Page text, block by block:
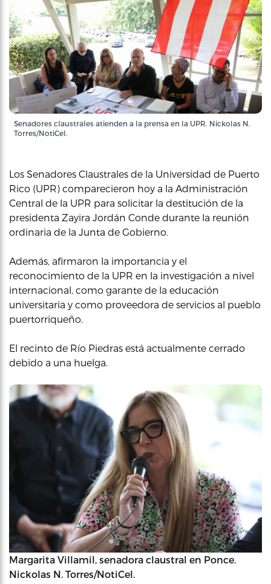
Senadores claustrales atienden a la prensa en la UPR. Nickolas N.
Torres/NotiCel.
Los Senadores Claustrales de la Universidad de Puerto
Rico (UPR) comparecieron hoy a la Administración
Central de la UPR para solicitar la destitución de la
presidenta Zayira Jordán Conde durante la reunión
ordinaria de la Junta de Gobierno.
Además, afirmaron la importancia y el
reconocimiento de la UPR en la investigación a nivel
internacional, como garante de la educación
universitaria y como proveedora de servicios al pueblo
puertorriqueño.
El recinto de Río Piedras está actualmente cerrado
debido a una huelga.
Margarita Villamil, senadora claustral en Ponce.
Nickolas N. Torres/NotiCel.